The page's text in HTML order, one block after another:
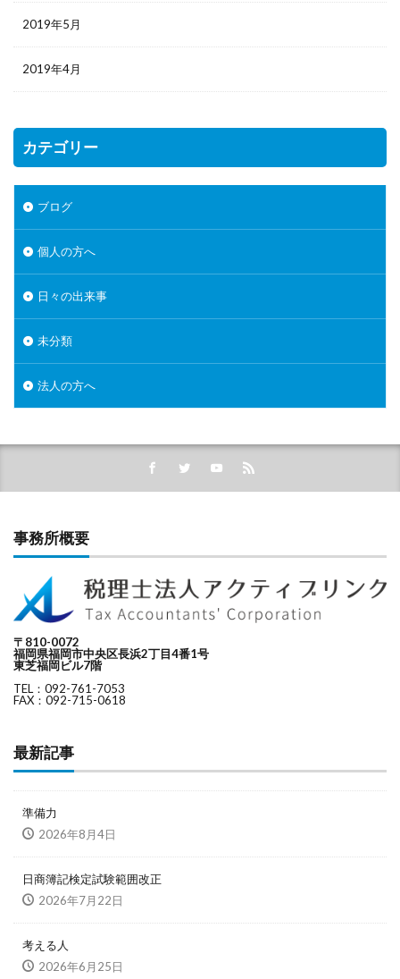
2019年5月
2019年4月
カテゴリー
ブログ
個人の方へ
日々の出来事
未分類
法人の方へ
事務所概要
〒810-0072
福岡県福岡市中央区長浜2丁目4番1号
東芝福岡ビル7階
TEL：092-761-7053
FAX：092-715-0618
最新記事
準備力
2026年8月4日
日商簿記検定試験範囲改正
2026年7月22日
考える人
2026年6月25日